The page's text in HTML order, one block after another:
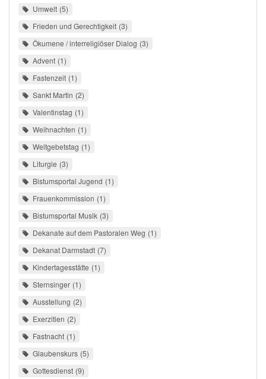
Umwelt 5
Frieden und Gerechtigkeit 3
Ökumene / interreligiöser Dialog 3
Advent 1
Fastenzeit 1
Sankt Martin 2
Valentinstag 1
Weihnachten 1
Weltgebetstag 1
Liturgie 3
Bistumsportal Jugend 1
Frauenkommission 1
Bistumsportal Musik 3
Dekanate auf dem Pastoralen Weg 1
Dekanat Darmstadt 7
Kindertagesstätte 1
Sternsinger 1
Ausstellung 2
Exerzitien 2
Fastnacht 1
Glaubenskurs 5
Gottesdienst 9